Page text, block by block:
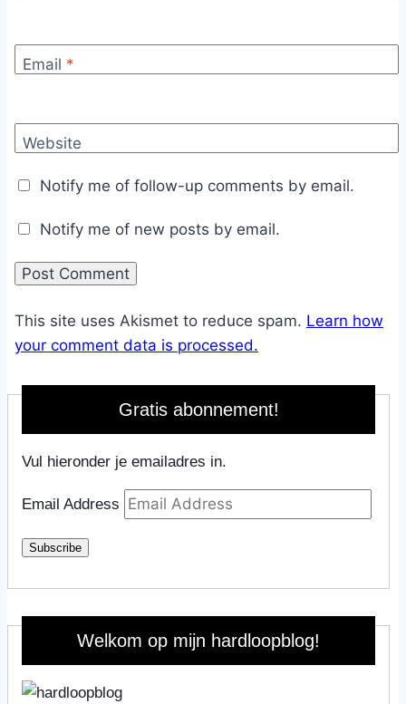
Email *
Website
Notify me of follow-up comments by email.
Notify me of new posts by email.
This site uses Akismet to reduce spam. Learn how
your comment data is processed.
Gratis abonnement!
Vul hieronder je emailadres in.
Email Address
Subscribe
Welkom op mijn hardloopblog!